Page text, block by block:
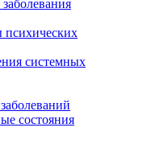
психических
системных
состояния